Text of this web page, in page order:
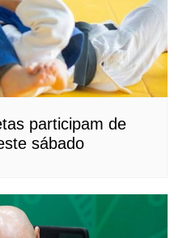
participam de
sábado